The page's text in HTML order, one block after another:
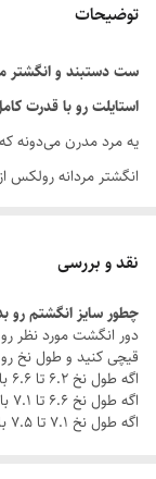
توضیحات
ست دستبند و انگشتر
استایلت رو با قدرت
یه مرد مدرن می‌دونه
انگشتر مردانه
با این ست مردانه شیک
همیشه یه قدم از بقیه
چرا این ست خاصه؟
نقد و بررسی
چطور سایز انگشتم رو
دور انگشت مورد نظر
قیچی کنید و طول نخ
اگه طول نخ ۶.۲ تا ۶.۶ باشه سایز میشه ۹
اگه طول نخ ۶.۶ تا ۷.۱ باشه سایز میشه ۱۰
اگه طول نخ ۷.۱ تا ۷.۵ باشه سایز میشه ۱۱